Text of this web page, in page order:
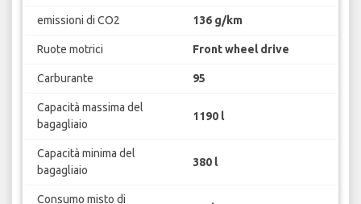
emissioni di CO2 136 g/km
Ruote motrici Front wheel drive
Carburante 95
Capacità massima del
bagagliaio
1190 l
Capacità minima del
bagagliaio
380 l
Consumo misto di